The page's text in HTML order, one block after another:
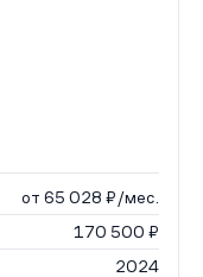
от 65 028 ₽/мес.
170 500 ₽
2024